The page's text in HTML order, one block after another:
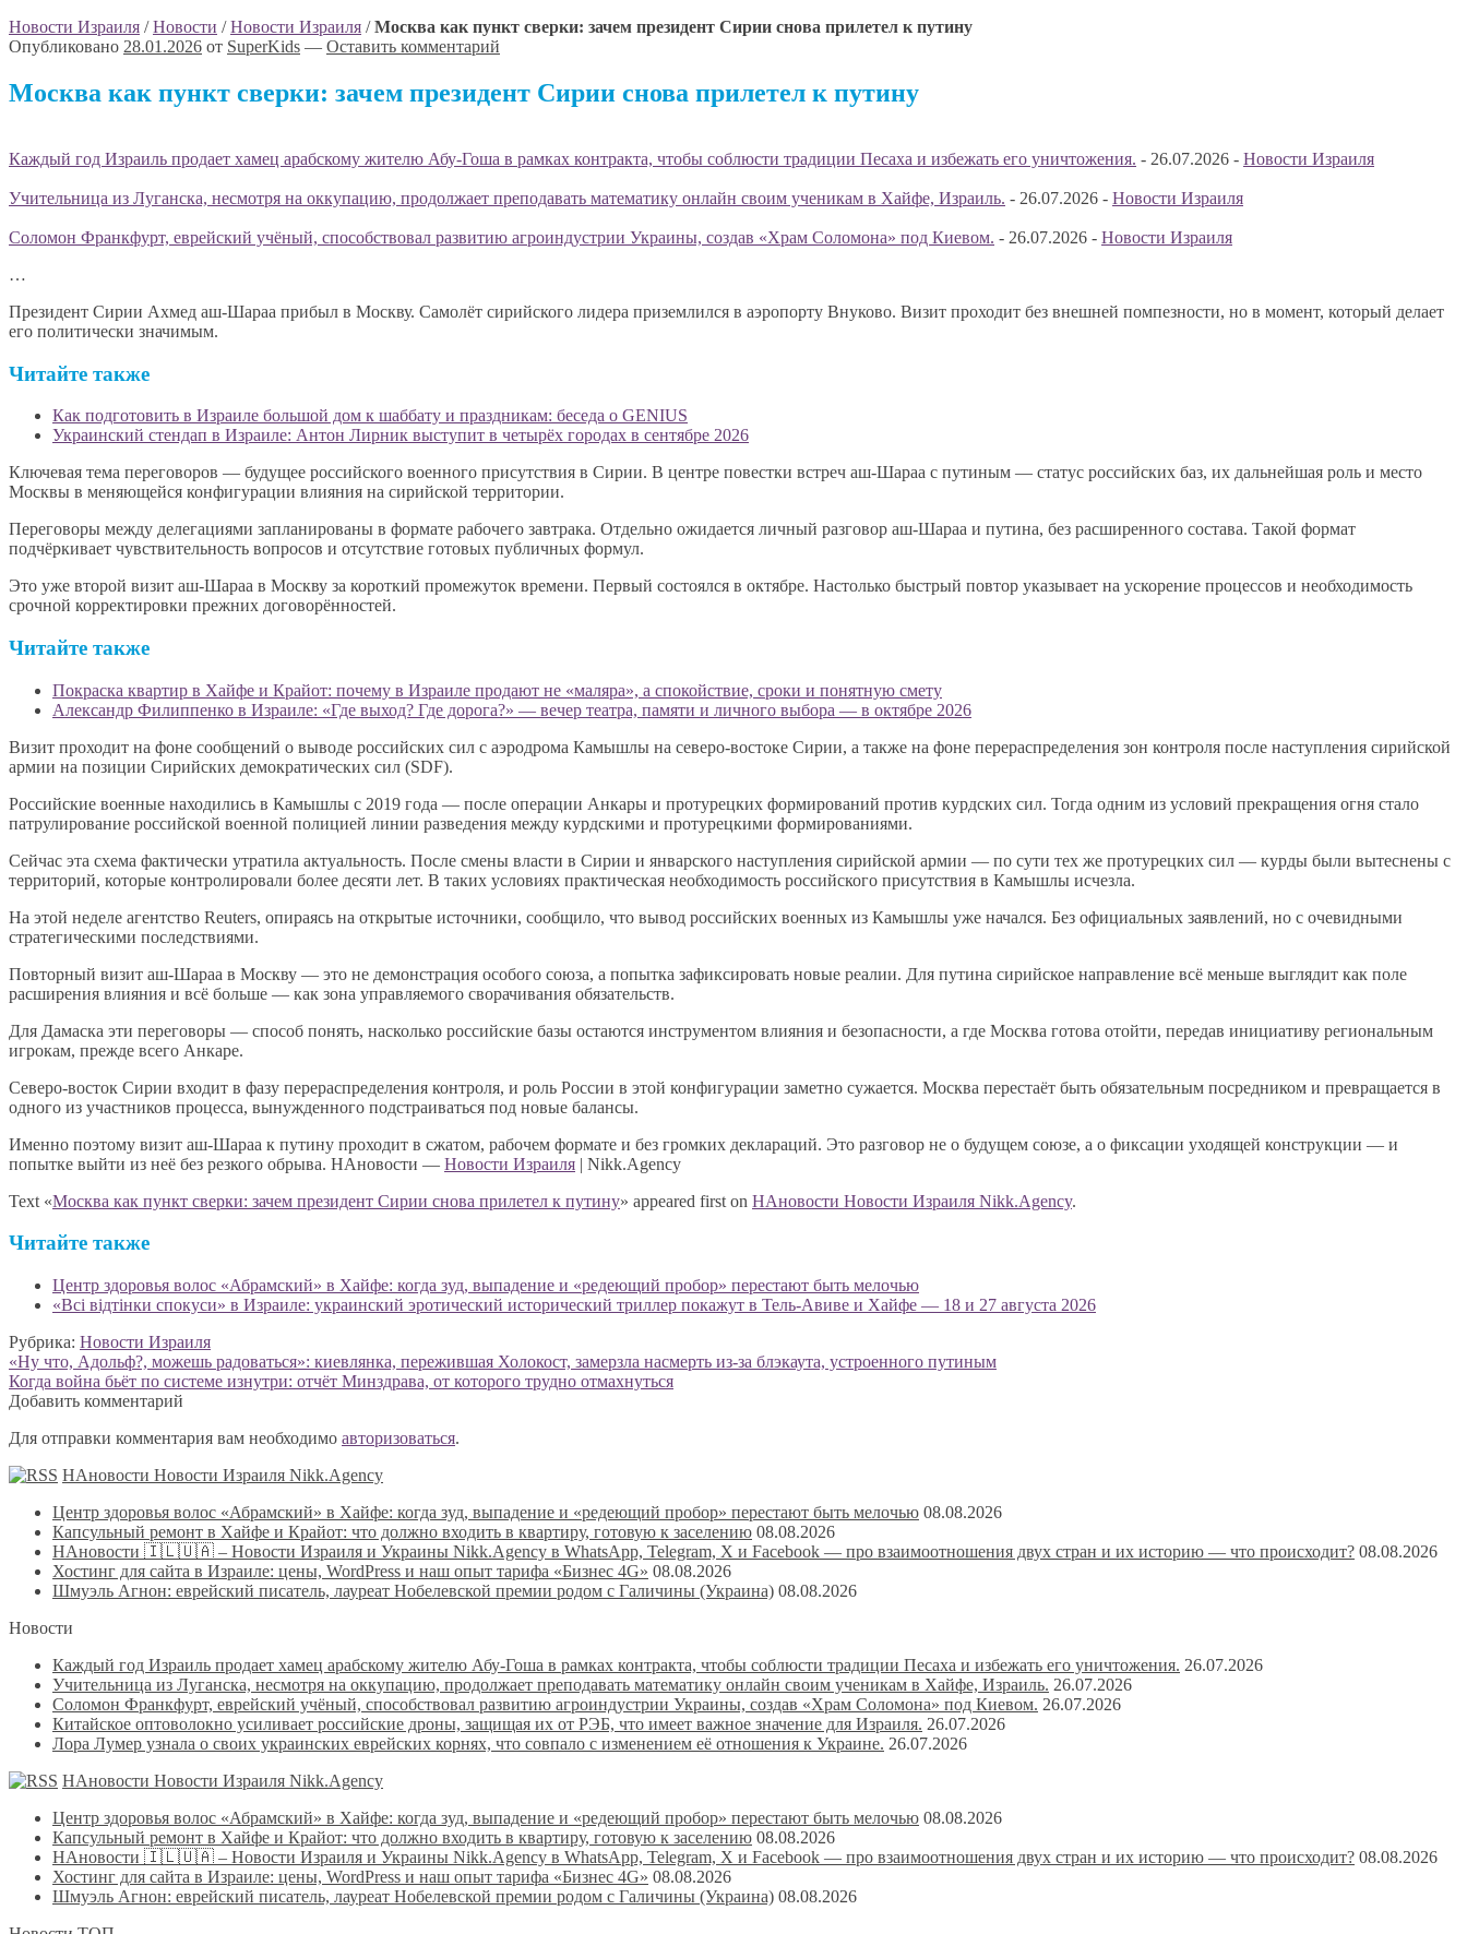
Новости Израиля /Новости /Новости Израиля /Москва как пункт сверки: зачем президент Сирии снова прилетел к путину
Опубликовано 28.01.2026 от SuperKids — Оставить комментарий
Москва как пункт сверки: зачем президент Сирии снова прилетел к путину
Каждый год Израиль продает хамец арабскому жителю Абу-Гоша в рамках контракта, чтобы соблюсти традиции Песаха и избежать его уничтожения. - 26.07.2026 - Новости Израиля
Учительница из Луганска, несмотря на оккупацию, продолжает преподавать математику онлайн своим ученикам в Хайфе, Израиль. - 26.07.2026 - Новости Израиля
Соломон Франкфурт, еврейский учёный, способствовал развитию агроиндустрии Украины, создав «Храм Соломона» под Киевом. - 26.07.2026 - Новости Израиля
…
Президент Сирии Ахмед аш-Шараа прибыл в Москву. Самолёт сирийского лидера приземлился в аэропорту Внуково. Визит проходит без внешней помпезности, но в момент, который делает
его политически значимым.
Читайте также
Как подготовить в Израиле большой дом к шаббату и праздникам: беседа о GENIUS
Украинский стендап в Израиле: Антон Лирник выступит в четырёх городах в сентябре 2026
Ключевая тема переговоров — будущее российского военного присутствия в Сирии. В центре повестки встреч аш-Шараа с путиным — статус российских баз, их дальнейшая роль и место
Москвы в меняющейся конфигурации влияния на сирийской территории.
Переговоры между делегациями запланированы в формате рабочего завтрака. Отдельно ожидается личный разговор аш-Шараа и путина, без расширенного состава. Такой формат
подчёркивает чувствительность вопросов и отсутствие готовых публичных формул.
Это уже второй визит аш-Шараа в Москву за короткий промежуток времени. Первый состоялся в октябре. Настолько быстрый повтор указывает на ускорение процессов и необходимость
срочной корректировки прежних договорённостей.
Читайте также
Покраска квартир в Хайфе и Крайот: почему в Израиле продают не «маляра», а спокойствие, сроки и понятную смету
Александр Филиппенко в Израиле: «Где выход? Где дорога?» — вечер театра, памяти и личного выбора — в октябре 2026
Визит проходит на фоне сообщений о выводе российских сил с аэродрома Камышлы на северо-востоке Сирии, а также на фоне перераспределения зон контроля после наступления сирийской
армии на позиции Сирийских демократических сил (SDF).
Российские военные находились в Камышлы с 2019 года — после операции Анкары и протурецких формирований против курдских сил. Тогда одним из условий прекращения огня стало
патрулирование российской военной полицией линии разведения между курдскими и протурецкими формированиями.
Сейчас эта схема фактически утратила актуальность. После смены власти в Сирии и январского наступления сирийской армии — по сути тех же протурецких сил — курды были вытеснены с
территорий, которые контролировали более десяти лет. В таких условиях практическая необходимость российского присутствия в Камышлы исчезла.
На этой неделе агентство Reuters, опираясь на открытые источники, сообщило, что вывод российских военных из Камышлы уже начался. Без официальных заявлений, но с очевидными
стратегическими последствиями.
Повторный визит аш-Шараа в Москву — это не демонстрация особого союза, а попытка зафиксировать новые реалии. Для путина сирийское направление всё меньше выглядит как поле
расширения влияния и всё больше — как зона управляемого сворачивания обязательств.
Для Дамаска эти переговоры — способ понять, насколько российские базы остаются инструментом влияния и безопасности, а где Москва готова отойти, передав инициативу региональным
игрокам, прежде всего Анкаре.
Северо-восток Сирии входит в фазу перераспределения контроля, и роль России в этой конфигурации заметно сужается. Москва перестаёт быть обязательным посредником и превращается в
одного из участников процесса, вынужденного подстраиваться под новые балансы.
Именно поэтому визит аш-Шараа к путину проходит в сжатом, рабочем формате и без громких деклараций. Это разговор не о будущем союзе, а о фиксации уходящей конструкции — и
попытке выйти из неё без резкого обрыва. НАновости — Новости Израиля | Nikk.Agency
Text «Москва как пункт сверки: зачем президент Сирии снова прилетел к путину» appeared first on НАновости Новости Израиля Nikk.Agency.
Читайте также
Центр здоровья волос «Абрaмский» в Хайфе: когда зуд, выпадение и «редеющий пробор» перестают быть мелочью
«Всі відтінки спокуси» в Израиле: украинский эротический исторический триллер покажут в Тель-Авиве и Хайфе — 18 и 27 августа 2026
Рубрика: Новости Израиля
Навигация
по
Предыдущая
запись:
«Ну что, Адольф?, можешь радоваться»: киевлянка, пережившая Холокост, замерзла насмерть из-за блэкаута, устроенного путиным
Следующая
запись:
Когда война бьёт по системе изнутри: отчёт Минздрава, от которого трудно отмахнуться
Добавить комментарий
Для отправки комментария вам необходимо авторизоваться.
НАновости Новости Израиля Nikk.Agency
Центр здоровья волос «Абрaмский» в Хайфе: когда зуд, выпадение и «редеющий пробор» перестают быть мелочью 08.08.2026
Капсульный ремонт в Хайфе и Крайот: что должно входить в квартиру, готовую к заселению 08.08.2026
НАновости 🇮🇱🇺🇦 – Новости Израиля и Украины Nikk.Agency в WhatsApp, Telegram, X и Facebook — про взаимоотношения двух стран и их историю — что происходит? 08.08.2026
Хостинг для сайта в Израиле: цены, WordPress и наш опыт тарифа «Бизнес 4G» 08.08.2026
Шмуэль Агнон: еврейский писатель, лауреат Нобелевской премии родом с Галичины (Украина) 08.08.2026
Новости
Каждый год Израиль продает хамец арабскому жителю Абу-Гоша в рамках контракта, чтобы соблюсти традиции Песаха и избежать его уничтожения. 26.07.2026
Учительница из Луганска, несмотря на оккупацию, продолжает преподавать математику онлайн своим ученикам в Хайфе, Израиль. 26.07.2026
Соломон Франкфурт, еврейский учёный, способствовал развитию агроиндустрии Украины, создав «Храм Соломона» под Киевом. 26.07.2026
Китайское оптоволокно усиливает российские дроны, защищая их от РЭБ, что имеет важное значение для Израиля. 26.07.2026
Лора Лумер узнала о своих украинских еврейских корнях, что совпало с изменением её отношения к Украине. 26.07.2026
НАновости Новости Израиля Nikk.Agency
Центр здоровья волос «Абрaмский» в Хайфе: когда зуд, выпадение и «редеющий пробор» перестают быть мелочью 08.08.2026
Капсульный ремонт в Хайфе и Крайот: что должно входить в квартиру, готовую к заселению 08.08.2026
НАновости 🇮🇱🇺🇦 – Новости Израиля и Украины Nikk.Agency в WhatsApp, Telegram, X и Facebook — про взаимоотношения двух стран и их историю — что происходит? 08.08.2026
Хостинг для сайта в Израиле: цены, WordPress и наш опыт тарифа «Бизнес 4G» 08.08.2026
Шмуэль Агнон: еврейский писатель, лауреат Нобелевской премии родом с Галичины (Украина) 08.08.2026